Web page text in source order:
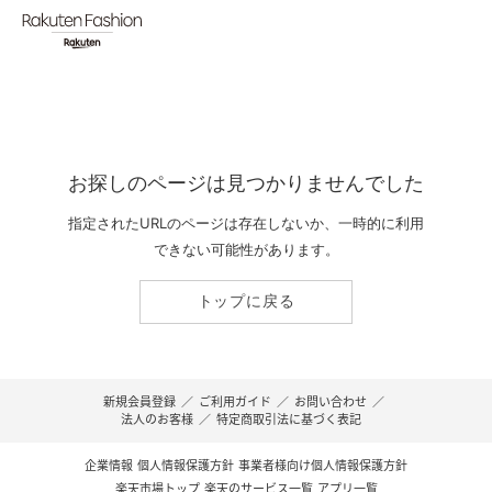
お探しのページは見つかりませんでした
指定されたURLのページは存在しないか、一時的に利用
できない可能性があります。
トップに戻る
新規会員登録 ／ ご利用ガイド ／ お問い合わせ ／
法人のお客様 ／ 特定商取引法に基づく表記
企業情報 個人情報保護方針 事業者様向け個人情報保護方針
楽天市場トップ 楽天のサービス一覧 アプリ一覧